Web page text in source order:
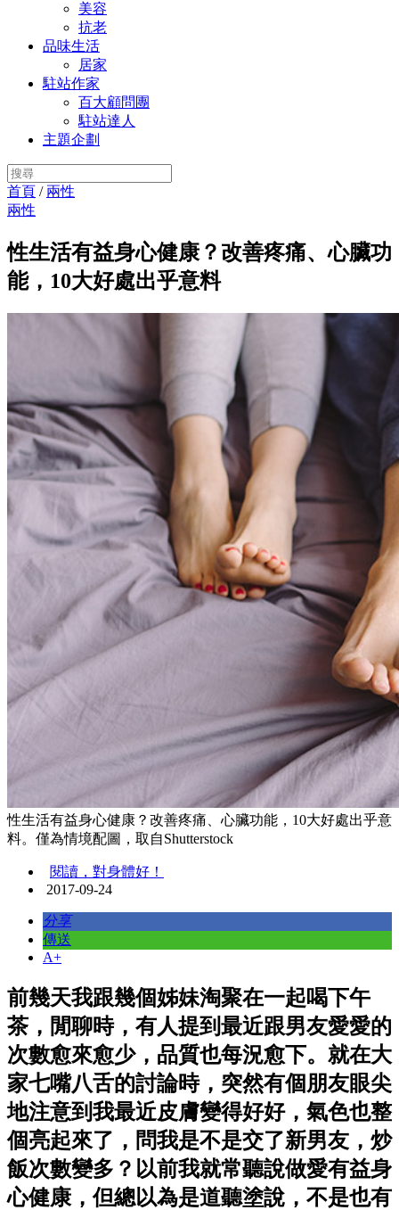
美容
抗老
品味生活
居家
駐站作家
百大顧問團
駐站達人
主題企劃
首頁 / 兩性
兩性
性生活有益身心健康？改善疼痛、心臟功
能，10大好處出乎意料
性生活有益身心健康？改善疼痛、心臟功能，10大好處出乎意
料。僅為情境配圖，取自Shutterstock
閱讀，對身體好！
2017-09-24
分享
傳送
A+
前幾天我跟幾個姊妹淘聚在一起喝下午
茶，閒聊時，有人提到最近跟男友愛愛的
次數愈來愈少，品質也每況愈下。就在大
家七嘴八舌的討論時，突然有個朋友眼尖
地注意到我最近皮膚變得好好，氣色也整
個亮起來了，問我是不是交了新男友，炒
飯次數變多？以前我就常聽說做愛有益身
心健康，但總以為是道聽塗說，不是也有